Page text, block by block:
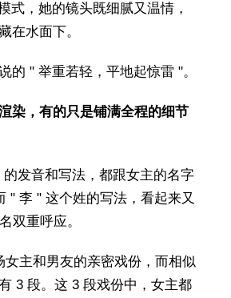
式，她的镜头既细腻又温情，
在水面下。
的 " 举重若轻，平地起惊雷 "。
染，有的只是铺满全程的细节
发音和写法，都跟女主的名字
" 李 " 这个姓的写法，看起来又
双重呼应。
女主和男友的亲密戏份，而相似
3 段。这 3 段戏份中，女主都